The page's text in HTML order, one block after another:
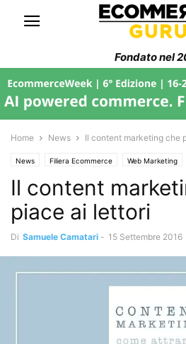
Fondato nel
Home News Il content marketing che
News Filiera Ecommerce Web Marketing
Il content
piace ai lettori
Di Samuele Camatari - 15 Settembre 2016